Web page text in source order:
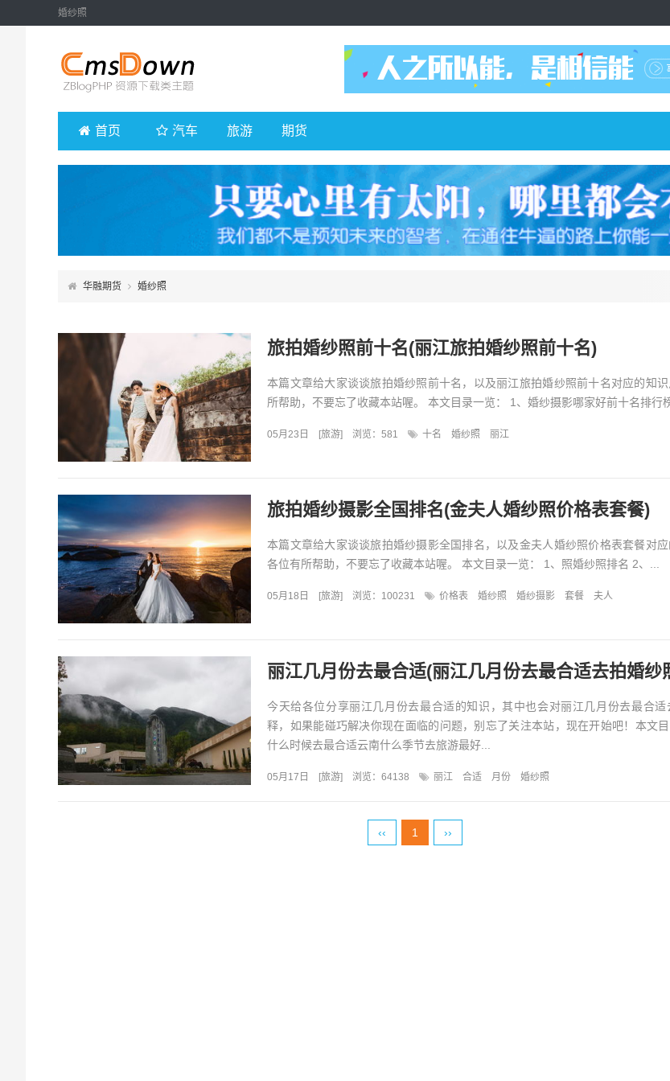
婚纱照
首页 汽车 旅游 期货
华融期货 婚纱照
旅拍婚纱照前十名(丽江旅拍婚纱照前十名)
本篇文章给大家谈谈旅拍婚纱照前十名，以及丽江旅拍婚纱照前十名对应的知
所帮助，不要忘了收藏本站喔。 本文目录一览： 1、婚纱摄影哪家好前十名排行
05月23日 [旅游] 浏览：581 十名 婚纱照 丽江
旅拍婚纱摄影全国排名(金夫人婚纱照价格表套餐)
本篇文章给大家谈谈旅拍婚纱摄影全国排名，以及金夫人婚纱照价格表套餐对
各位有所帮助，不要忘了收藏本站喔。 本文目录一览： 1、照婚纱照排名 2、...
05月18日 [旅游] 浏览：100231 价格表 婚纱照 婚纱摄影 套餐 夫人
丽江几月份去最合适(丽江几月份去最合适去拍婚纱
今天给各位分享丽江几月份去最合适的知识，其中也会对丽江几月份去最合
释，如果能碰巧解决你现在面临的问题，别忘了关注本站，现在开始吧！本文
什么时候去最合适云南什么季节去旅游最好...
05月17日 [旅游] 浏览：64138 丽江 合适 月份 婚纱照
‹‹ 1 ››